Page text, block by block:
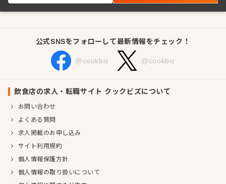
公式SNSをフォローして最新情報をチェック！
@cookbiz @cookbiz
飲食店の求人・転職サイト クックビズについて
お問い合わせ
よくある質問
求人掲載のお申し込み
サイト利用規約
個人情報保護方針
個人情報の取り扱いについて